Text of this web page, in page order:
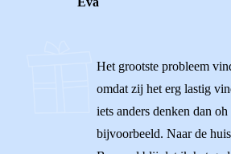
Het grootste probleem
omdat zij het erg lastig
iets anders denken dan
bijvoorbeeld. Naar de